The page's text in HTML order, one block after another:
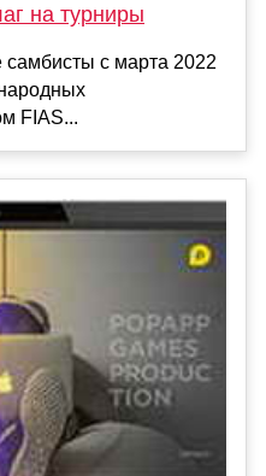
на турниры
самбисты с марта 2022
FIAS...